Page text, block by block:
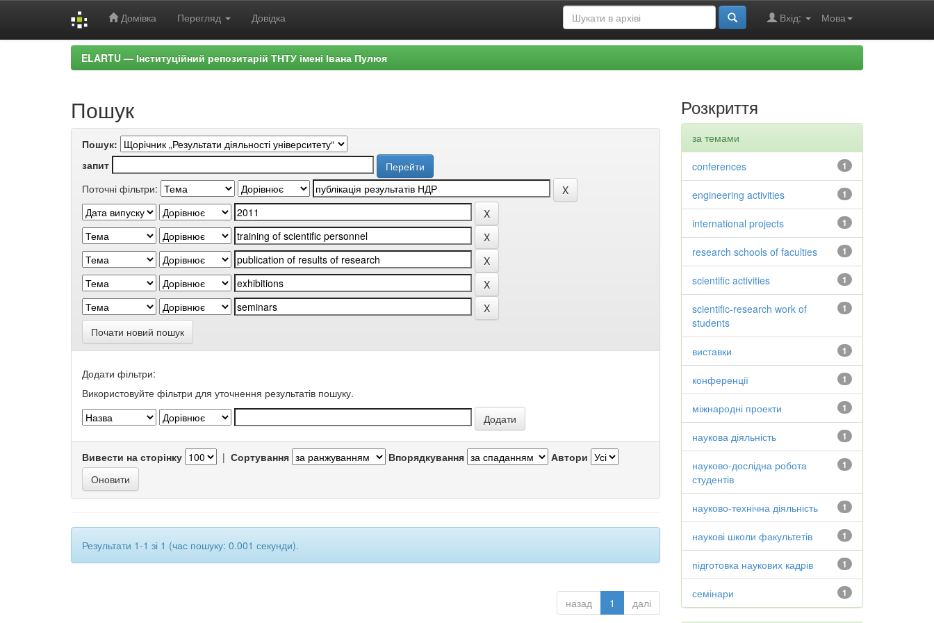
Домівка Перегляд Довідка Мова
Вхід:
ELARTU — Інституційний репозитарій ТНТУ імені Івана Пулюя
Пошук
Пошук:
запит
Поточні фільтри:
Почати новий пошук
Додати фільтри:
Використовуйте фільтри для уточнення результатів пошуку.
Вивести на сторінку | Сортування Впорядкування Автори
Результати 1-1 зі 1 (час пошуку: 0.001 секунди).
назад 1 далі
Розкриття
за темами
1
conferences
1
engineering activities
1
international projects
1
research schools of faculties
1
scientific activities
1
scientific-research work of
students
1
виставки
1
конференції
1
міжнародні проекти
1
наукова діяльність
1
науково-дослідна робота
студентів
1
науково-технічна діяльність
1
наукові школи факультетів
1
підготовка наукових кадрів
1
семінари